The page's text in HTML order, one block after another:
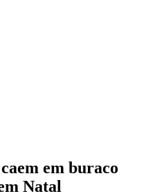
em buraco
Natal